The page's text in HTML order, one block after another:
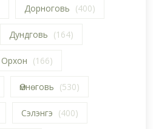
Дорноговь (400)
Дундговь (164)
Орхон (166)
Өмнөговь (530)
Сэлэнгэ (400)